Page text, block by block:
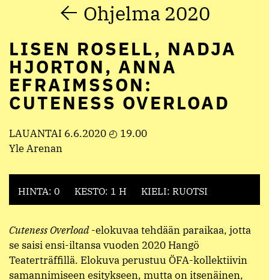
Ohjelma 2020
LISEN ROSELL, NADJA
HJORTON, ANNA
EFRAIMSSON:
CUTENESS OVERLOAD
LAUANTAI 6.6.2020 ◴ 19.00
Yle Arenan
HINTA: 0 KESTO: 1 H KIELI: RUOTSI
Cuteness Overload-elokuvaa tehdään paraikaa, jotta
se saisi ensi-iltansa vuoden 2020 Hangö
Teaterträffillä. Elokuva perustuu ÖFA-kollektiivin
samannimiseen esitykseen, mutta on itsenäinen,